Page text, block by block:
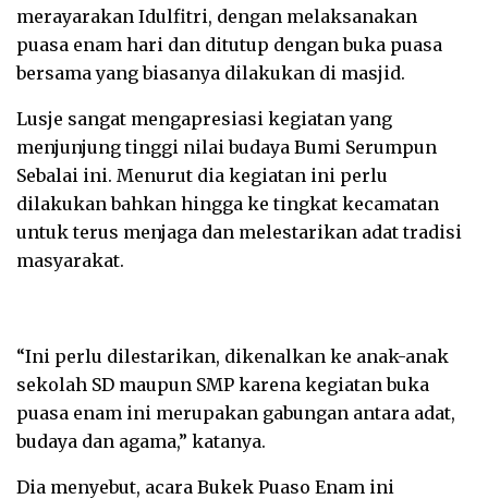
merayarakan Idulfitri, dengan melaksanakan
puasa enam hari dan ditutup dengan buka puasa
bersama yang biasanya dilakukan di masjid.
Lusje sangat mengapresiasi kegiatan yang
menjunjung tinggi nilai budaya Bumi Serumpun
Sebalai ini. Menurut dia kegiatan ini perlu
dilakukan bahkan hingga ke tingkat kecamatan
untuk terus menjaga dan melestarikan adat tradisi
masyarakat.
“Ini perlu dilestarikan, dikenalkan ke anak-anak
sekolah SD maupun SMP karena kegiatan buka
puasa enam ini merupakan gabungan antara adat,
budaya dan agama,” katanya.
Dia menyebut, acara Bukek Puaso Enam ini